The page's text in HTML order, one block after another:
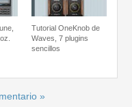
Tutorial OneKnob de
Waves, 7 plugins
sencillos
»